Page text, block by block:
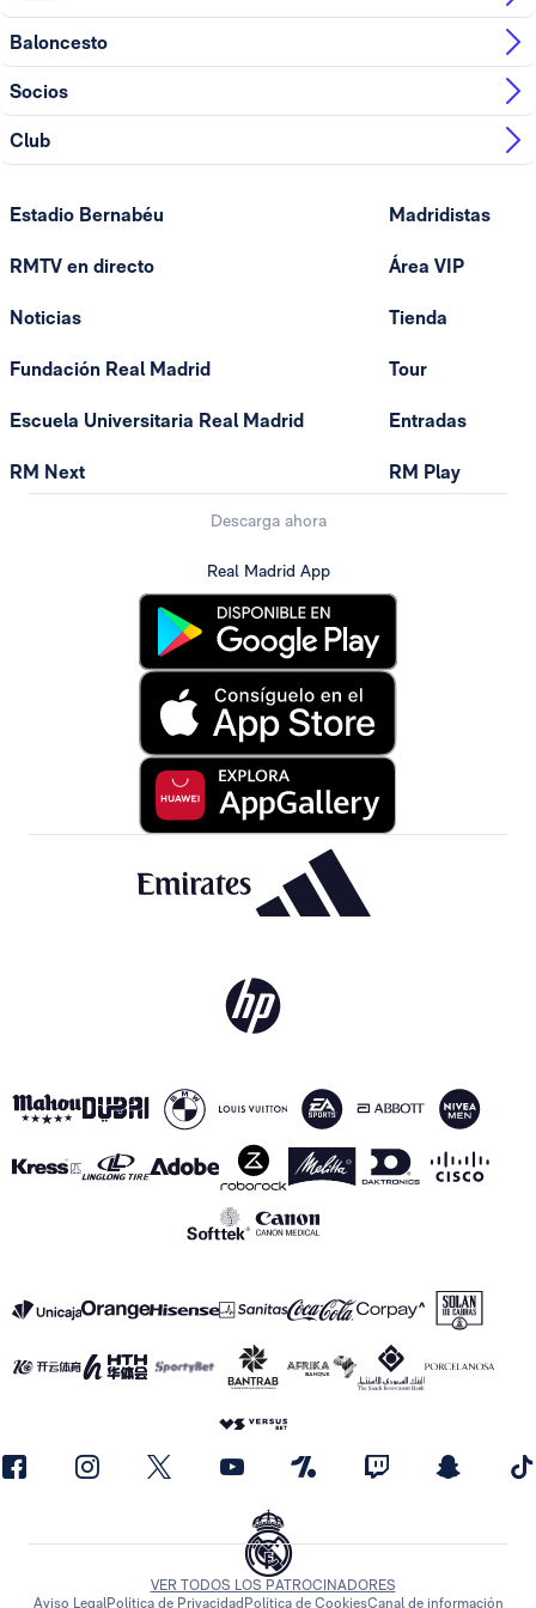
Baloncesto
Socios
Club
Estadio Bernabéu
RMTV en directo
Noticias
Fundación Real Madrid
Escuela Universitaria Real Madrid
RM Next
Madridistas
Área VIP
Tienda
Tour
Entradas
RM Play
Descarga ahora
Real Madrid App
VER TODOS LOS PATROCINADORES
Aviso LegalPolítica de Privacidad Política de CookiesCanal de información